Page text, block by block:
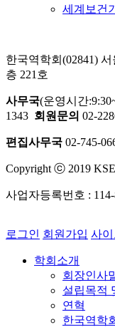
세계보건
한국역학회(02841)
층 221호
사무국(운영시간
1343 회원문의 02-
편집사무국 02-745-
Copyright ⓒ 2019
사업자등록번호 :
로그인 회원가입 사
학회소개
회장인사
설립목적
연혁
한국역학